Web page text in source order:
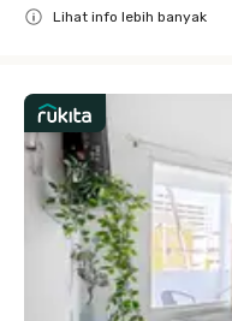
Lihat info lebih banyak